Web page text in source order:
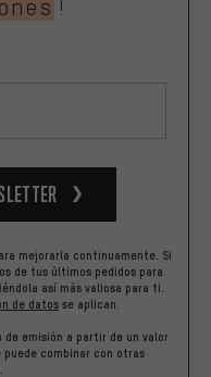
!
mejorarla continuamente. Si
de tus últimos pedidos para
así más valiosa para ti.
de datos se aplican.
emisión a partir de un valor
puede combinar con otras